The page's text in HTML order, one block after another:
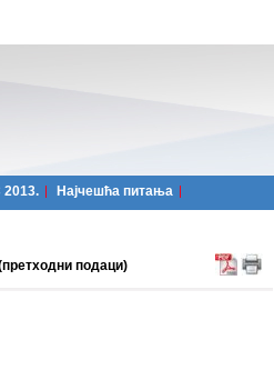
Најчешћa питања
подаци)